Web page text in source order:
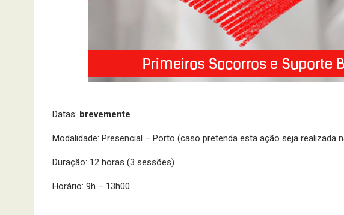
Datas: brevemente
Modalidade: Presencial – Porto (caso pretenda esta ação seja
Duração: 12 horas (3 sessões)
Horário: 9h – 13h00